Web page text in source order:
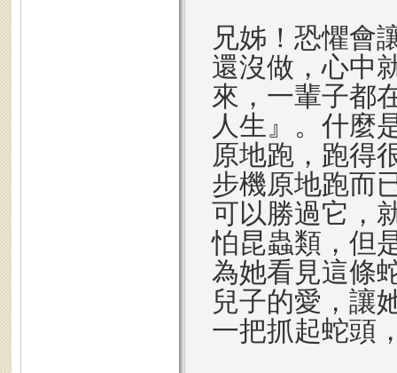
兄姊！恐懼會
還沒做，心中
來，一輩子都
人生』。什麼
原地跑，跑得
步機原地跑而
可以勝過它，
怕昆蟲類，但
為她看見這條
兒子的愛，讓
一把抓起蛇頭